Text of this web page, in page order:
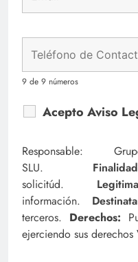
9 de 9 números
Acepto Aviso
Responsable:
SLU.
solicitúd.
información.
terceros. Derechos:
ejerciendo sus derechos